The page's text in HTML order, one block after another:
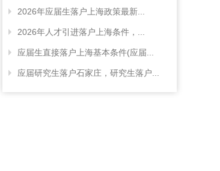
2026年应届生落户上海政策最新...
2026年人才引进落户上海条件，...
应届生直接落户上海基本条件(应届...
应届研究生落户石家庄，研究生落户...